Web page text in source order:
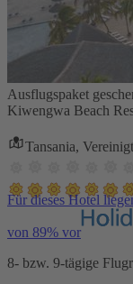
Ausflugspaket
Kiwengwa Beach
Tansania,
Für dieses Hotel
von 89% vor
8- bzw. 9-tägige